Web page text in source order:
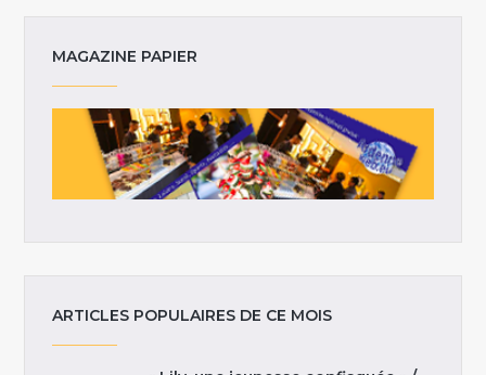
MAGAZINE PAPIER
ARTICLES POPULAIRES DE CE MOIS